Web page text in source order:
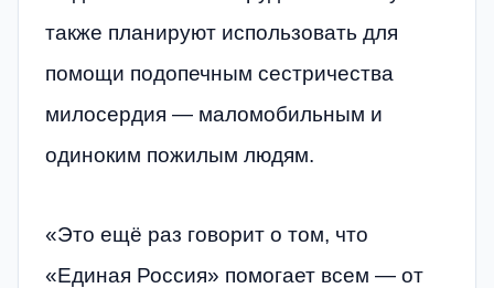
также планируют использовать для
помощи подопечным сестричества
милосердия — маломобильным и
одиноким пожилым людям.
«Это ещё раз говорит о том, что
«Единая Россия» помогает всем — от